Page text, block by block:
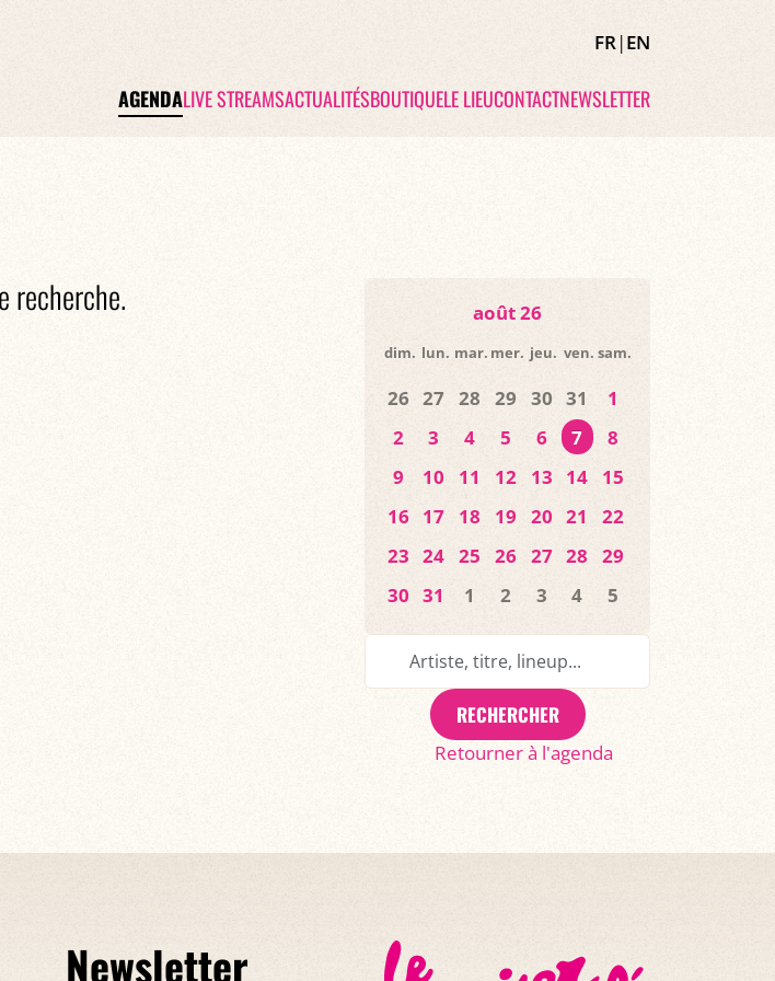
FR|EN
AGENDALIVE STREAMSACTUALITÉSBOUTIQUELE LIEUCONTACTNEWSLETTER
août 26
dim. lun. mar. mer. jeu. ven. sam.
26 27 28 29 30 31
1
2
3 4 5 6 7
8
9
10 11 12 13 14
15
16 17 18 19 20 21
22
23 24 25 26 27 28
29
30 31 1 2 3 4 5
RECHERCHER
Retourner à l'agenda
recherche.
Newsletter